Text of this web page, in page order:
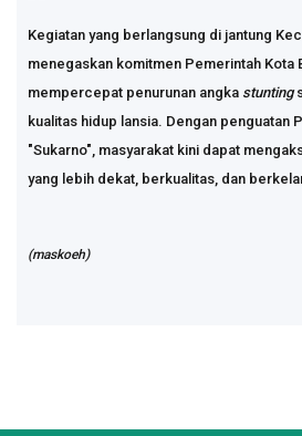
Kegiatan yang berlangsung di jantung
menegaskan komitmen Pemerintah Kota
mempercepat penurunan angka stunting
kualitas hidup lansia. Dengan penguatan
"Sukarno", masyarakat kini dapat
yang lebih dekat, berkualitas, dan
(maskoeh)